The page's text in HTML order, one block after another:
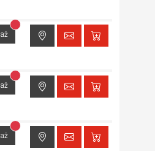
Brak dostępu do lokalizacji
Brak dostępu do lokalizacji
Brak dostępu do lokalizacji